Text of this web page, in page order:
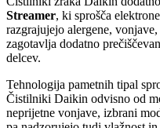
Streamer, ki sprošča
razgrajujejo alergene,
zagotavlja dodatno
delcev.
Tehnologija pametnih tipal
Čistilniki Daikin odvisno od
neprijetne vonjave, izbrani